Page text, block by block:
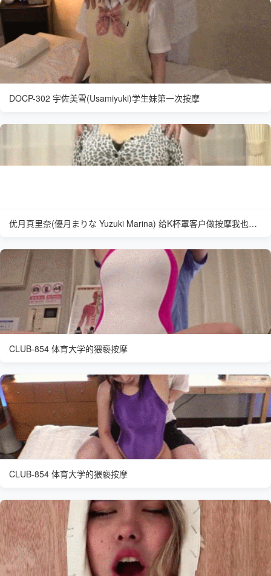
DOCP-302 宇佐美雪(Usamiyuki)学生妹第一次按摩
优月真里奈(優月まりな Yuzuki Marina) 给K杯罩客户做按摩我也擅长
CLUB-854 体育大学的猥褻按摩
CLUB-854 体育大学的猥褻按摩